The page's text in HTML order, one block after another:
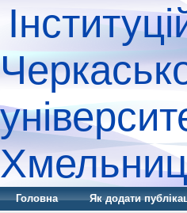
Головна Як додати